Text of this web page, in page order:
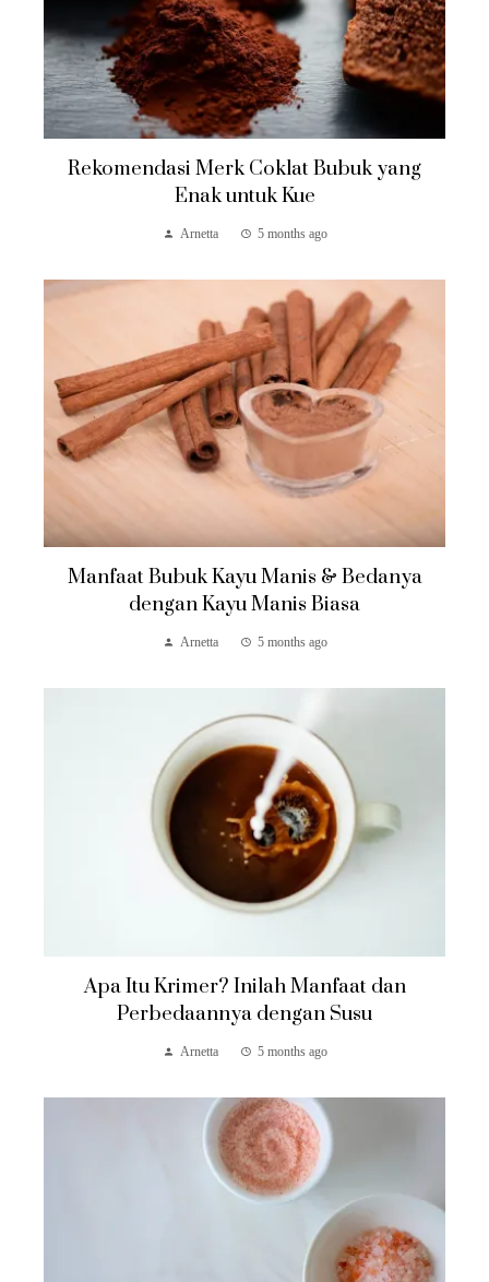
Rekomendasi Merk Coklat Bubuk yang
Enak untuk Kue
Arnetta 5 months ago
Manfaat Bubuk Kayu Manis & Bedanya
dengan Kayu Manis Biasa
Arnetta 5 months ago
Apa Itu Krimer? Inilah Manfaat dan
Perbedaannya dengan Susu
Arnetta 5 months ago